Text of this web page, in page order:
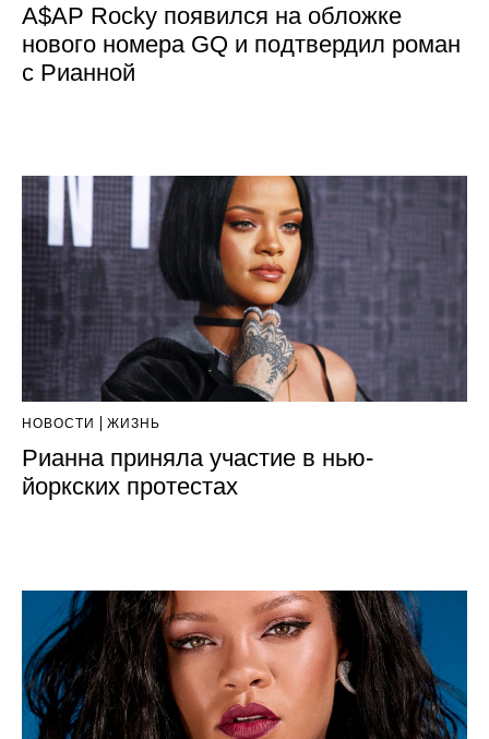
A$AP Rocky появился на обложке
нового номера GQ и подтвердил роман
с Рианной
НОВОСТИ ЖИЗНЬ
Рианна приняла участие в нью-
йоркских протестах